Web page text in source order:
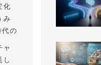
化
み
の
ャ
し